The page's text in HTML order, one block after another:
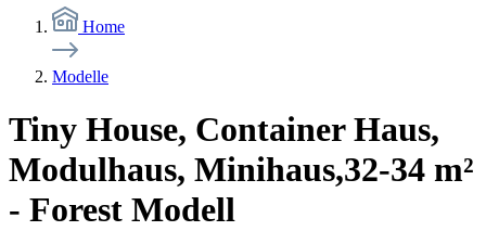
Home
Modelle
Tiny House, Container Haus,
Modulhaus, Minihaus,32-34 m²
- Forest Modell